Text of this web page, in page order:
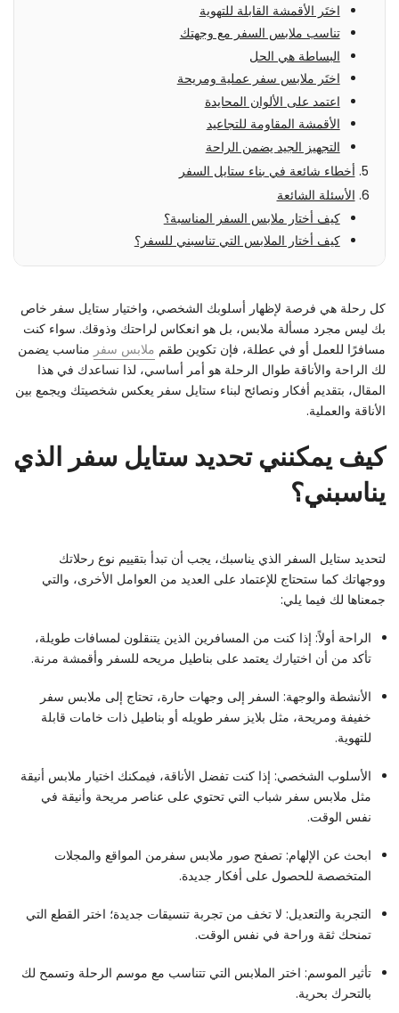
اختَر الأقمشة القابلة للتهوية
تناسب ملابس السفر مع وجهتك
البساطة هي الحل
اختَر ملابس سفر عملية ومريحة
اعتمد على الألوان المحايدة
الأقمشة المقاومة للتجاعيد
التجهيز الجيد يضمن الراحة
أخطاء شائعة في بناء ستايل السفر
الأسئلة الشائعة
كيف أختار ملابس السفر المناسبة؟
كيف أختار الملابس التي تناسبني للسفر؟
كل رحلة هي فرصة لإظهار أسلوبك الشخصي، واختيار ستايل سفر خاص
بك ليس مجرد مسألة ملابس، بل هو انعكاس لراحتك وذوقك. سواء كنت
مسافرًا للعمل أو في عطلة، فإن تكوين طقم ملابس سفر مناسب يضمن
لك الراحة والأناقة طوال الرحلة هو أمر أساسي، لذا نساعدك في هذا
المقال، بتقديم أفكار ونصائح لبناء ستايل سفر يعكس شخصيتك ويجمع بين
الأناقة والعملية.
كيف يمكنني تحديد ستايل سفر الذي
يناسبني؟
لتحديد ستايل السفر الذي يناسبك، يجب أن تبدأ بتقييم نوع رحلاتك
ووجهاتك كما ستحتاج للإعتماد على العديد من العوامل الأخرى، والتي
جمعناها لك فيما يلي:
الراحة أولاً: إذا كنت من المسافرين الذين يتنقلون لمسافات طويلة،
تأكد من أن اختيارك يعتمد على بناطيل مريحه للسفر وأقمشة مرنة.
الأنشطة والوجهة: السفر إلى وجهات حارة، تحتاج إلى ملابس سفر
خفيفة ومريحة، مثل بلايز سفر طويله أو بناطيل ذات خامات قابلة
للتهوية.
الأسلوب الشخصي: إذا كنت تفضل الأناقة، فيمكنك اختيار ملابس أنيقة
مثل ملابس سفر شباب التي تحتوي على عناصر مريحة وأنيقة في
نفس الوقت.
ابحث عن الإلهام: تصفح صور ملابس سفرمن المواقع والمجلات
المتخصصة للحصول على أفكار جديدة.
التجربة والتعديل: لا تخف من تجربة تنسيقات جديدة؛ اختر القطع التي
تمنحك ثقة وراحة في نفس الوقت.
تأثير الموسم: اختر الملابس التي تتناسب مع موسم الرحلة وتسمح لك
بالتحرك بحرية.